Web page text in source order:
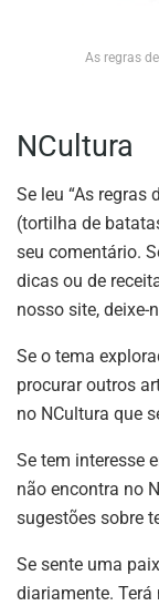
As regras
NCultura
Se leu “As
(tortilha de
seu comentário.
dicas ou de
nosso site, deixe-
Se o tema
procurar outros
no NCultura que
Se tem interesse
não encontra no
sugestões sobre
Se sente uma
diariamente.